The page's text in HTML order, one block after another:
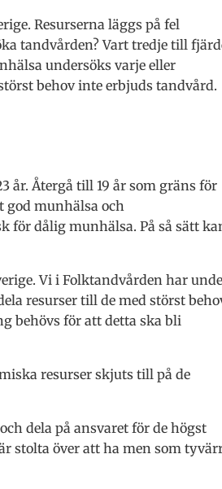
Resurserna läggs på fel
tandvården? Vart tredje till
undersöks varje eller
behov inte erbjuds tandvård.
år. Återgå till 19 år som gräns för
god munhälsa och
för dålig munhälsa. På så sätt
Vi i Folktandvården har
resurser till de med störst
behövs för att detta ska bli
resurser skjuts till på de
dela på ansvaret för de högst
stolta över att ha men som